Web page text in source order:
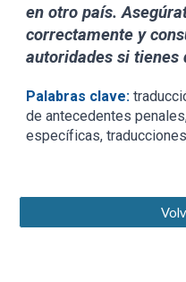
en otro país.
correctamente y
autoridades si tienes
Palabras clave:
de antecedentes
específicas,